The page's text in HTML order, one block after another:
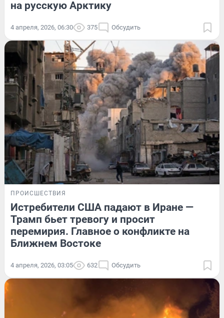
на русскую Арктику
4 апреля, 2026, 06:30 375 Обсудить
ПРОИСШЕСТВИЯ
Истребители США падают в Иране —
Трамп бьет тревогу и просит
перемирия. Главное о конфликте на
Ближнем Востоке
4 апреля, 2026, 03:05 632 Обсудить